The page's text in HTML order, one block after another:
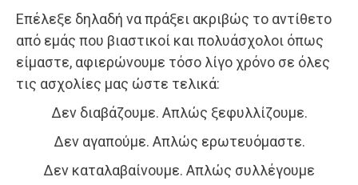
Επέλεξε δηλαδή να πράξει ακριβώς το αντίθετο
από εμάς που βιαστικοί και πολυάσχολοι όπως
είμαστε, αφιερώνουμε τόσο λίγο χρόνο σε όλες
τις ασχολίες μας ώστε τελικά:
Δεν διαβάζουμε. Απλώς ξεφυλλίζουμε.
Δεν αγαπούμε. Απλώς ερωτευόμαστε.
Δεν καταλαβαίνουμε. Απλώς συλλέγουμε